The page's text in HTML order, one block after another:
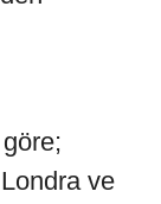
göre;
ve